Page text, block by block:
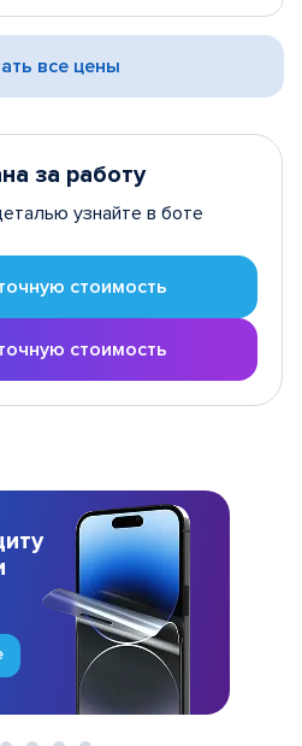
все цены
за работу
узнайте в боте
стоимость
стоимость